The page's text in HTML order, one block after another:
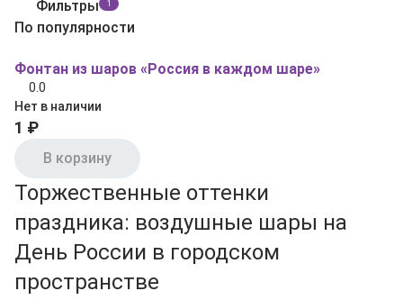
Фильтры
1
По популярности
Фонтан из шаров «Россия в каждом шаре»
0.0
Нет в наличии
1 ₽
В корзину
Торжественные оттенки
праздника: воздушные шары на
День России в городском
пространстве